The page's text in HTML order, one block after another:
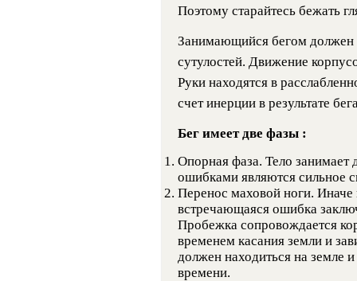
Поэтому старайтесь бежать
Занимающийся бегом должен
сутулостей. Движение
Руки находятся в
счет инерции в результате
Бег имеет две фазы :
Опорная фаза. Тело
ошибками являются сильное
Перенос маховой ноги. Иначе
встречающаяся ошибка
Пробежка сопровождается
временем касания земли и
должен находиться на земле
времени.